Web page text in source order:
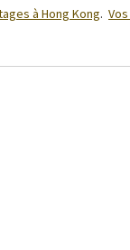
à Hong Kong.